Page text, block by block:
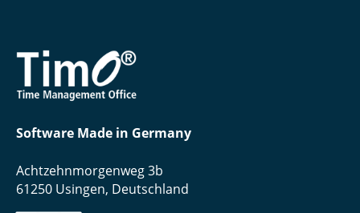
Software Made in Germany
Achtzehnmorgenweg 3b
61250 Usingen, Deutschland